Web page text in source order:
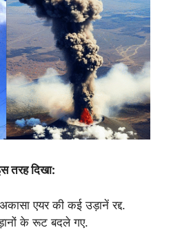
तरह दिखा:
एयर की कई उड़ानें रद्द.
के रूट बदले गए.